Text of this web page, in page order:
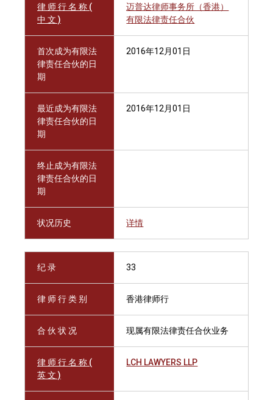
律 师 行 名 称 (
中 文 )
迈普达律师事务所（香港）
有限法律责任合伙
首次成为有限法
律责任合伙的日
期
2016年12月01日
最近成为有限法
律责任合伙的日
期
2016年12月01日
终止成为有限法
律责任合伙的日
期
状况历史 详情
纪 录 33
律 师 行 类 别 香港律师行
合 伙 状 况 现属有限法律责任合伙业务
律 师 行 名 称 (
英 文 )
LCH LAWYERS LLP